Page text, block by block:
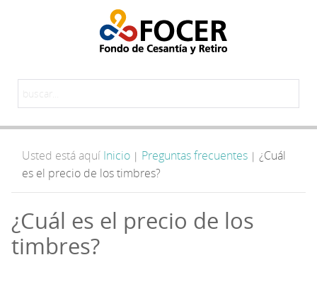
Usted está aquí Inicio | Preguntas frecuentes | ¿Cuál
es el precio de los timbres?
¿Cuál es el precio de los
timbres?